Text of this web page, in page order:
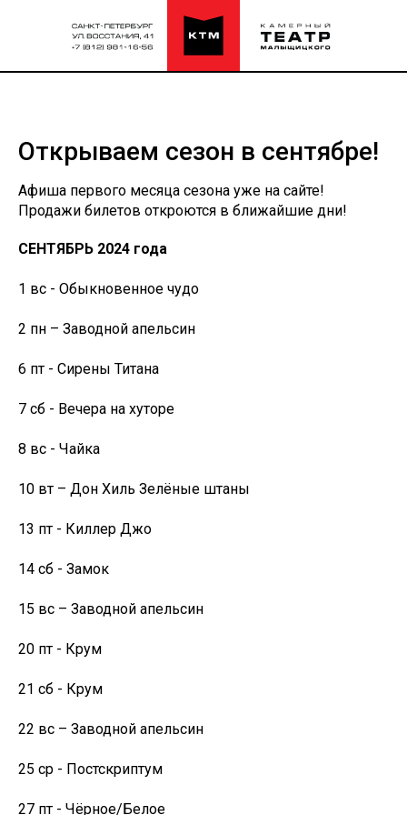
Открываем сезон в сентябре!
Афиша первого месяца сезона уже на сайте!
Продажи билетов откроются в ближайшие дни!
СЕНТЯБРЬ 2024 года
1 вс - Обыкновенное чудо
2 пн – Заводной апельсин
6 пт - Сирены Титана
7 сб - Вечера на хуторе
8 вс - Чайка
10 вт – Дон Хиль Зелёные штаны
13 пт - Киллер Джо
14 сб - Замок
15 вс – Заводной апельсин
20 пт - Крум
21 сб - Крум
22 вс – Заводной апельсин
25 ср - Постскриптум
27 пт - Чёрное/Белое